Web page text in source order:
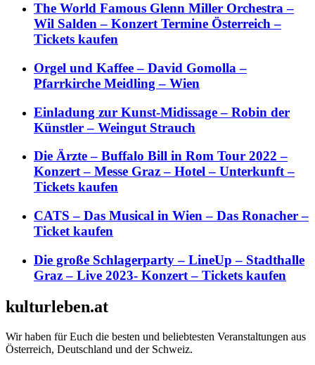
The World Famous Glenn Miller Orchestra –
Wil Salden – Konzert Termine Österreich –
Tickets kaufen
Orgel und Kaffee – David Gomolla –
Pfarrkirche Meidling – Wien
Einladung zur Kunst-Midissage – Robin der
Künstler – Weingut Strauch
Die Ärzte – Buffalo Bill in Rom Tour 2022 –
Konzert – Messe Graz – Hotel – Unterkunft –
Tickets kaufen
CATS – Das Musical in Wien – Das Ronacher –
Ticket kaufen
Die große Schlagerparty – LineUp – Stadthalle
Graz – Live 2023- Konzert – Tickets kaufen
kulturleben.at
Wir haben für Euch die besten und beliebtesten Veranstaltungen aus
Österreich, Deutschland und der Schweiz.